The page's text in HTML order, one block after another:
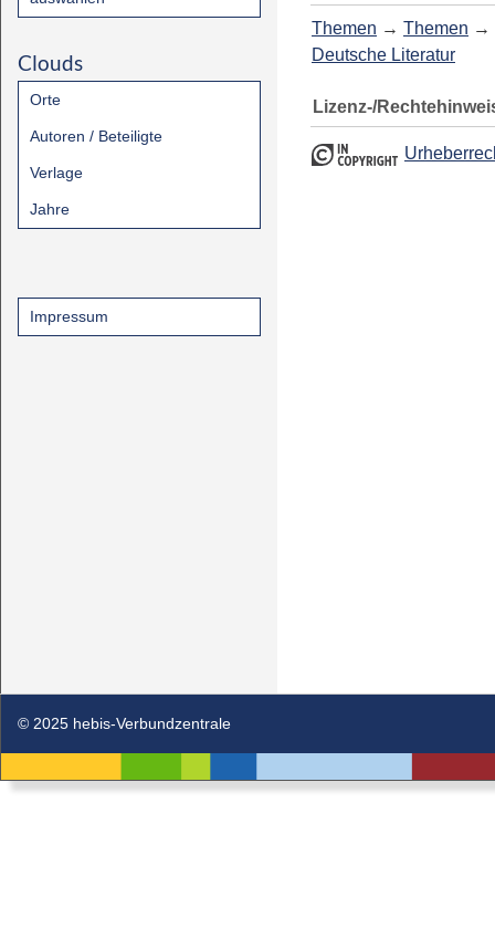
Clouds
Orte
Autoren / Beteiligte
Verlage
Jahre
Impressum
Themen → Themen →
Deutsche Literatur
Lizenz-/
© 2025 hebis-Verbundzentrale